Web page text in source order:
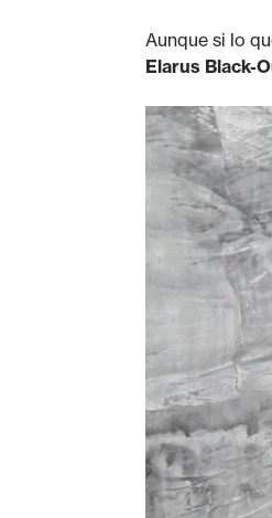
Aunque si lo
Elarus Black-